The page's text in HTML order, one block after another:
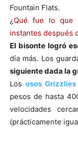
Fountain Flats.
¿ Qué fue lo que
instantes después
El bisonte logró
día más. Los
siguiente dada la
Los osos Grizzlies
pesos de hasta
velocidades
(prácticamente